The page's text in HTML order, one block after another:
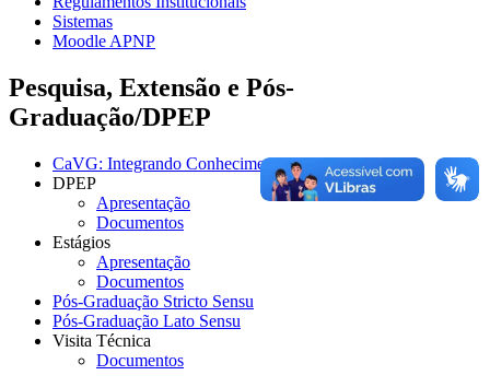
Sistemas
Moodle APNP
Pesquisa, Extensão e Pós-
Graduação/DPEP
CaVG: Integrando Conhecimentos
DPEP
Apresentação
Documentos
Estágios
Apresentação
Documentos
Pós-Graduação Stricto Sensu
Pós-Graduação Lato Sensu
Visita Técnica
Documentos